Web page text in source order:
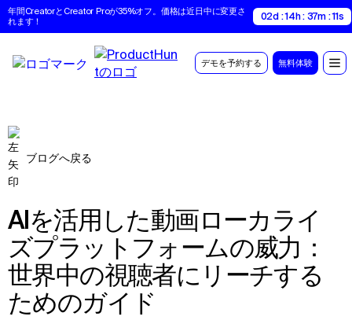
年間CreatorとCreator Proが35%オフ。価格は近日中に変更さ
れます！
02d : 14h : 37m : 11s
デモを予約する 無料体験
ブログへ戻る
AIを活用した動画ローカライ
ズプラットフォームの威力：
世界中の視聴者にリーチする
ためのガイド